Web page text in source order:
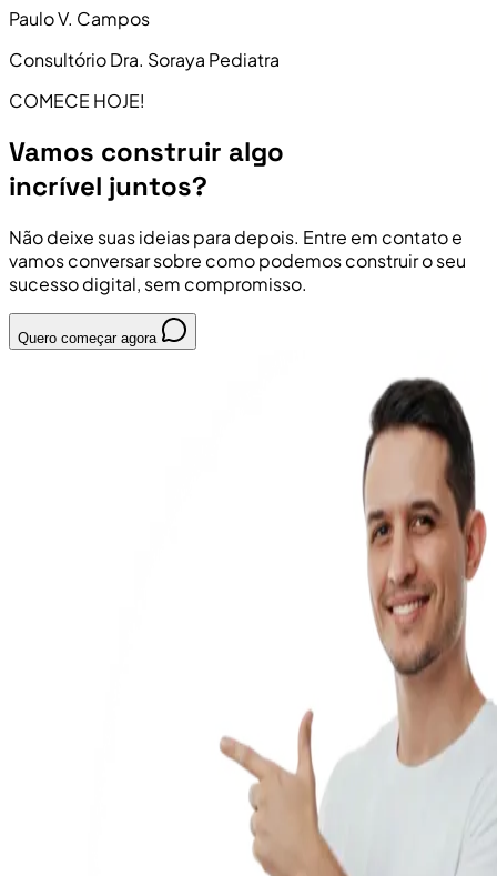
Paulo V. Campos
Consultório Dra. Soraya Pediatra
COMECE HOJE!
Vamos construir algo
incrível juntos?
Não deixe suas ideias para depois. Entre em contato e
vamos conversar sobre como podemos construir o seu
sucesso digital, sem compromisso.
Quero começar agora